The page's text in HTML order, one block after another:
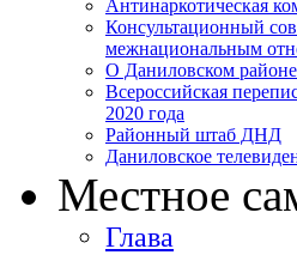
Антинаркотическая
Консультационный
межнациональным
О Даниловском
Всероссийская
2020 года
Районный штаб ДНД
Даниловское
Местное
Глава